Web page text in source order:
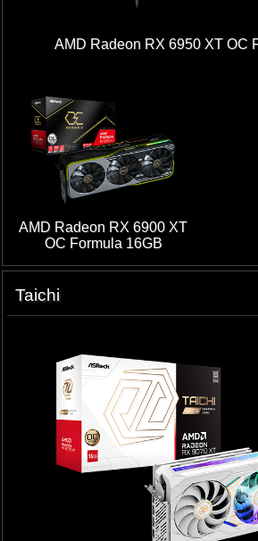
AMD Radeon RX 6950 XT OC
AMD Radeon RX 6900 XT
OC Formula 16GB
Taichi